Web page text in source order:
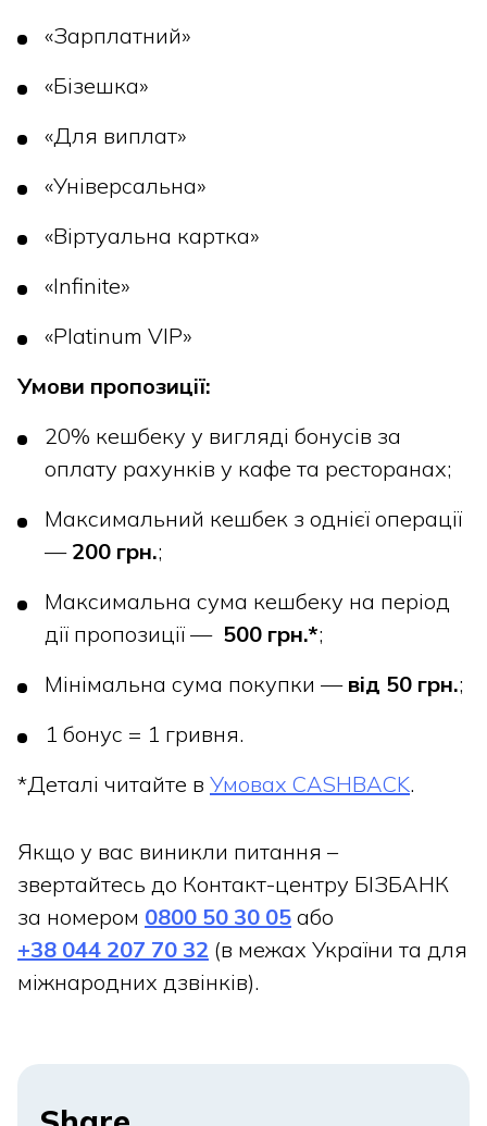
«Зарплатний»
«Бізешка»
«Для виплат»
«Універсальна»
«Віртуальна картка»
«Infinite»
«Platinum VIP»
Умови пропозиції:
20% кешбеку у вигляді бонусів за
оплату рахунків у кафе та ресторанах;
Максимальний кешбек з однієї операції
— 200 грн.;
Максимальна сума кешбеку на період
дії пропозиції — 500 грн.*;
Мінімальна сума покупки — від 50 грн.;
1 бонус = 1 гривня.
*Деталі читайте в Умовах CASHBACK.
Якщо у вас виникли питання –
звертайтесь до Контакт-центру БІЗБАНК
за номером 0800 50 30 05 або
+38 044 207 70 32 (в межах України та для
міжнародних дзвінків).